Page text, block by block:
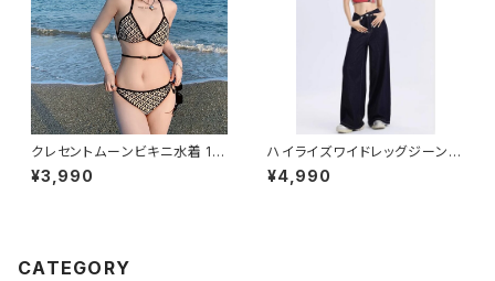
クレセントムーンビキニ水着 10
13-230429008
¥3,990
ハイライズワイドレッグジーンズ
1013-240806003
¥4,990
CATEGORY